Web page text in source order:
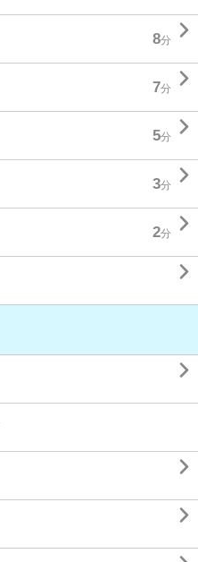
8分 
7分 
5分 
3分 
2分 



